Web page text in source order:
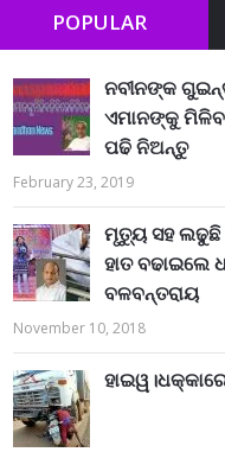
POPULAR
ନବୀନଙ୍କ
ଏମାନଙ୍କୁ
ପଢି ନିଅନ୍ତୁ
February 23, 2019
ମୃତ୍ୟୁ ସହ ଲଢୁଛି
ହାତ ବଢାଇଲେ
ବଳବନ୍ତରାୟ
November 10, 2018